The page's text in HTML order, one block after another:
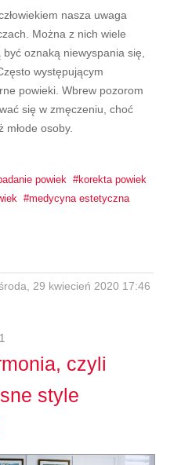
nasza uwaga
Można z nich wiele
oznaką niewyspania się,
występującym
powieki. Wbrew pozorom
się w zmęczeniu, choć
osoby.
powiek
korekta powiek
medycyna estetyczna
29 kwiecień 2020 17:46
czyli
style